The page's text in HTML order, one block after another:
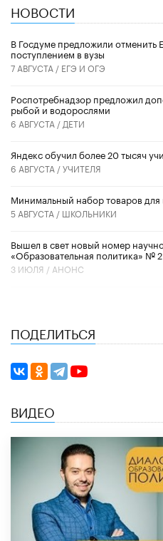
НОВОСТИ
В Госдуме предложили отменить
поступлением в вузы
7 АВГУСТА / ЕГЭ И ОГЭ
Роспотребнадзор предложил
рыбой и водорослями
6 АВГУСТА / ДЕТИ
​Яндекс обучил более 20 тысяч
6 АВГУСТА /УЧИТЕЛЯ
Минимальный набор товаров
5 АВГУСТА / ШКОЛЬНИКИ
Вышел в свет новый номер
«Образовательная политика» №
3 ИЮЛЯ / АНОНС
ПОДЕЛИТЬСЯ
ВИДЕО